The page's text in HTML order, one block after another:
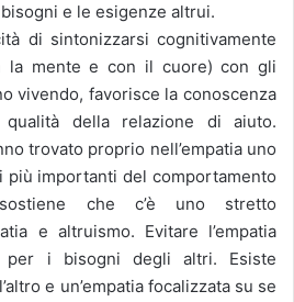
e le esigenze altrui.
di sintonizzarsi cognitivamente
la mente e con il cuore) con gli
vivendo, favorisce la conoscenza
della relazione di aiuto.
trovato proprio nell’empatia uno
più importanti del comportamento
che c’è uno stretto
e altruismo. Evitare l’empatia
per i bisogni degli altri. Esiste
e un’empatia focalizzata su se